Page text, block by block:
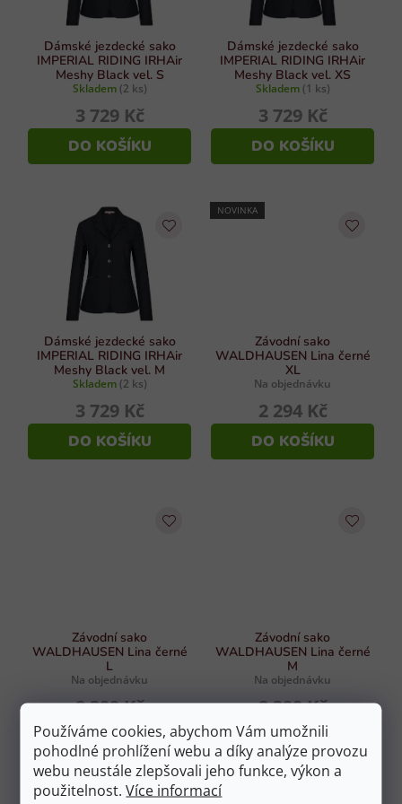
Používáme cookies, abychom Vám umožnili
pohodlné prohlížení webu a díky analýze provozu
webu neustále zlepšovali jeho funkce, výkon a
použitelnost.Více informací
Dámské jezdecké sako
IMPERIAL RIDING IRHAir
Meshy Black vel. S
Skladem (2 ks)
3 729 Kč
DO KOŠÍKU
Dámské jezdecké sako
IMPERIAL RIDING IRHAir
Meshy Black vel. XS
Skladem (1 ks)
3 729 Kč
DO KOŠÍKU
Dámské jezdecké sako
IMPERIAL RIDING IRHAir
Meshy Black vel. M
Skladem (2 ks)
3 729 Kč
DO KOŠÍKU
NOVINKA
Závodní sako
WALDHAUSEN Lina černé
XL
Na objednávku
2 294 Kč
DO KOŠÍKU
Závodní sako
WALDHAUSEN Lina černé
L
Na objednávku
2 399 Kč
DO KOŠÍKU
Závodní sako
WALDHAUSEN Lina černé
M
Na objednávku
2 399 Kč
DO KOŠÍKU